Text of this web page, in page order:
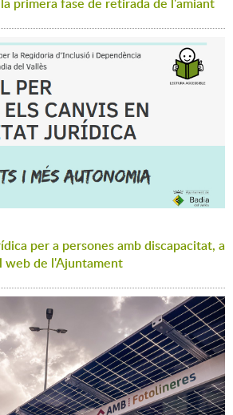
per a persones amb discapacitat, a
web de l'Ajuntament